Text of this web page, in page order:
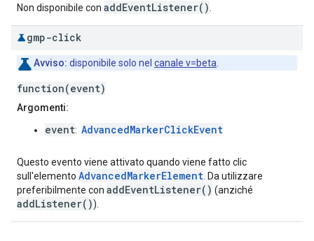
Non disponibile con addEventListener().
gmp-click
Avviso: disponibile solo nel canale v=beta.
function(event)
Argomenti:
event: AdvancedMarkerClickEvent
Questo evento viene attivato quando viene fatto clic
sull'elemento AdvancedMarkerElement. Da utilizzare
preferibilmente con addEventListener() (anziché
addListener()).